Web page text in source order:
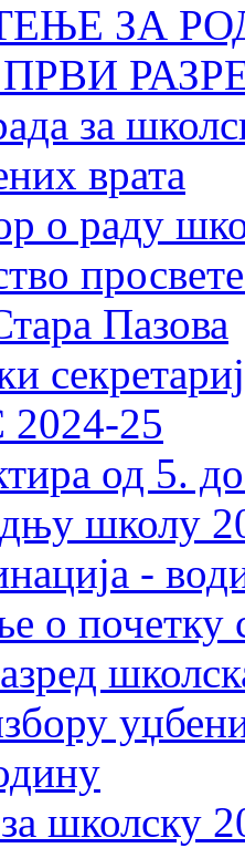
ЗА
за
врата
о раду
Пазова
25
од 5.
школу
-
о почетку
школску